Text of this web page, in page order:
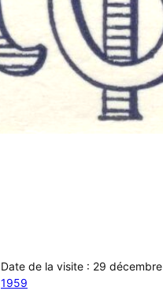
Date de la visite : 29 décembre
1959